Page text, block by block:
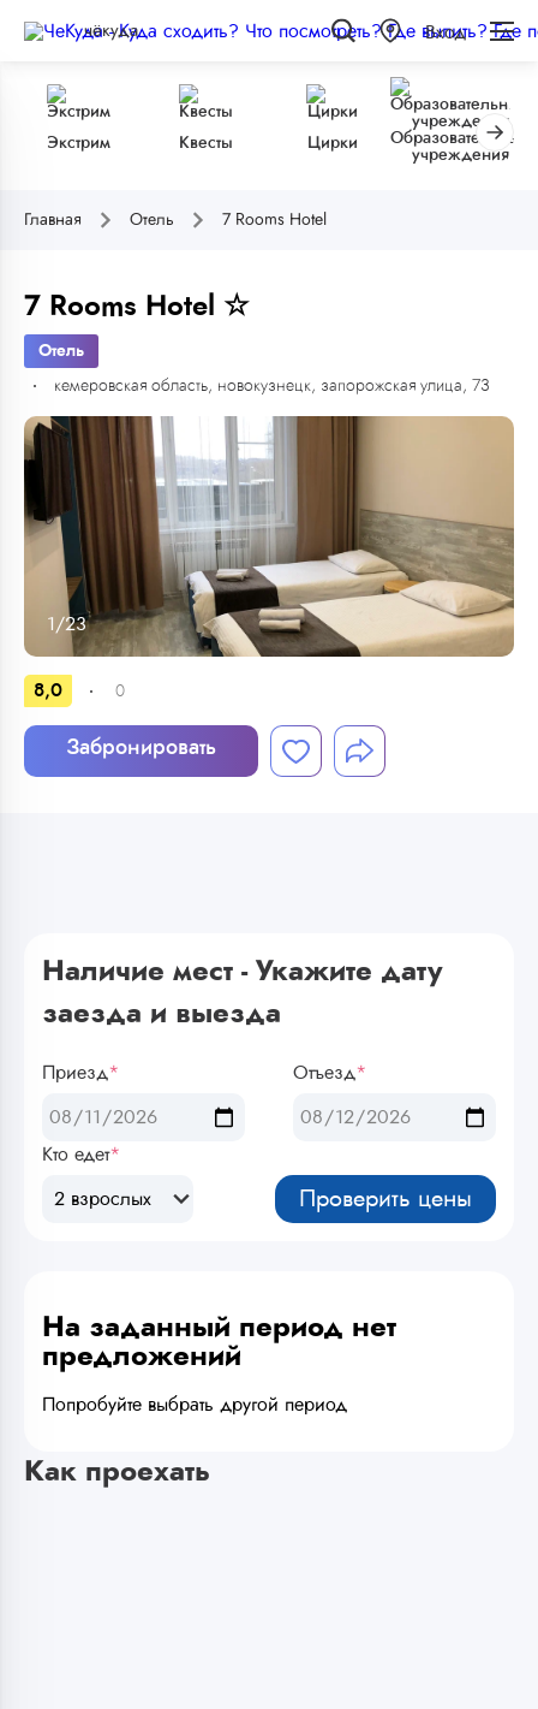
чёкуда Вход
Экстрим Квесты Цирки
Образовательные
учреждения
Главная Отель 7 Rooms Hotel
7 Rooms Hotel ☆
Отель
кемеровская область, новокузнецк, запорожская улица, 73
1 /23
8,0 0
Забронировать
Наличие мест - Укажите дату
заезда и выезда
Приезд* Отъезд*
Кто едет*
2 взрослых Проверить цены
На заданный период нет
предложений
Попробуйте выбрать другой период
Как проехать